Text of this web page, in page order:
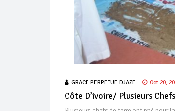
GRACE PERPETUE DJAZE Oct 20,
Côte D’ivoire/ Plusieurs